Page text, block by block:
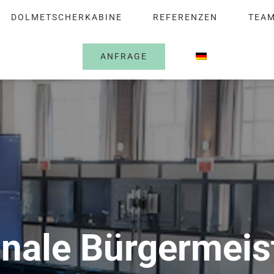
DOLMETSCHERKABINE REFERENZEN
ANFRAGE